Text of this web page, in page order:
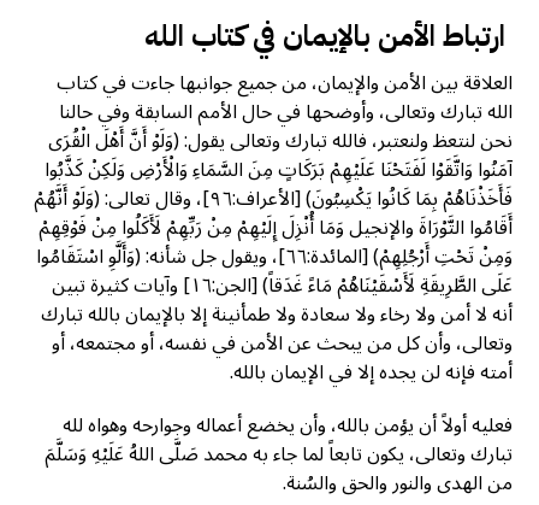
ارتباط الأمن بالإيمان في كتاب الله
العلاقة بين الأمن والإيمان، من جميع جوانبها جاءت في كتاب
الله تبارك وتعالى، وأوضحها في حال الأمم السابقة وفي حالنا
نحن لنتعظ ولنعتبر، فالله تبارك وتعالى يقول: (وَلَوْ أَنَّ أَهْلَ الْقُرَى
آمَنُوا وَاتَّقَوْا لَفَتَحْنَا عَلَيْهِمْ بَرَكَاتٍ مِنَ السَّمَاءِ وَالْأَرْضِ وَلَكِنْ كَذَّبُوا
فَأَخَذْنَاهُمْ بِمَا كَانُوا يَكْسِبُونَ) [الأعراف:٩٦]، وقال تعالى: (وَلَوْ أَنَّهُمْ
أَقَامُوا التَّوْرَاةَ والإنجيل وَمَا أُنْزِلَ إِلَيْهِمْ مِنْ رَبِّهِمْ لَأَكَلُوا مِنْ فَوْقِهِمْ
وَمِنْ تَحْتِ أَرْجُلِهِمْ) [المائدة:٦٦]، ويقول جل شأنه: (وَأَلَّوِ اسْتَقَامُوا
عَلَى الطَّرِيقَةِ لَأَسْقَيْنَاهُمْ مَاءً غَدَقاً) [الجن:١٦] وآيات كثيرة تبين
أنه لا أمن ولا رخاء ولا سعادة ولا طمأنينة إلا بالإيمان بالله تبارك
وتعالى، وأن كل من يبحث عن الأمن في نفسه، أو مجتمعه، أو
أمته فإنه لن يجده إلا في الإيمان بالله.
فعليه أولاً أن يؤمن بالله، وأن يخضع أعماله وجوارحه وهواه لله
تبارك وتعالى، يكون تابعاً لما جاء به محمد صَلَّى اللهُ عَلَيْهِ وَسَلَّمَ
من الهدى والنور والحق والسُنة.